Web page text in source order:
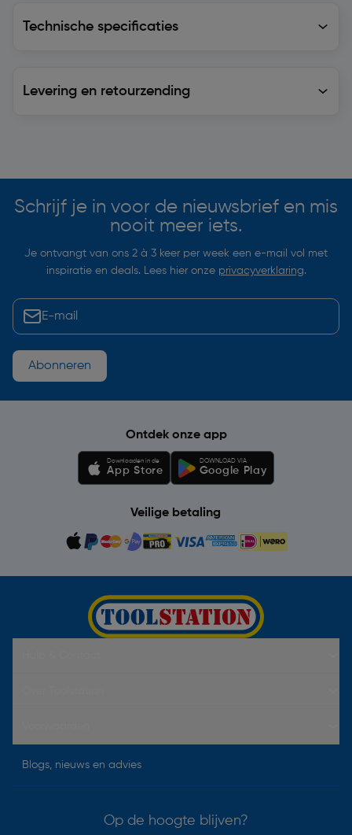
Technische specificaties
Levering en retourzending
Schrijf je in voor de nieuwsbrief en mis
nooit meer iets.
Je ontvangt van ons 2 à 3 keer per week een e-mail vol met
inspiratie en deals. Lees hier onze privacyverklaring.
Abonneren
Ontdek onze app
Downloaden in de
App Store
DOWNLOAD VIA
Google Play
Veilige betaling
Blogs, nieuws en advies
Op de hoogte blijven?